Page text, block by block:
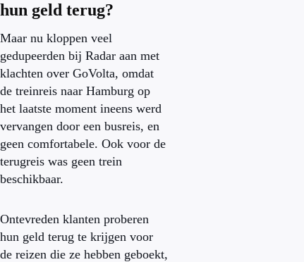
hun geld terug?
Maar nu kloppen veel
gedupeerden bij Radar aan met
klachten over GoVolta, omdat
de treinreis naar Hamburg op
het laatste moment ineens werd
vervangen door een busreis, en
geen comfortabele. Ook voor de
terugreis was geen trein
beschikbaar.
Ontevreden klanten proberen
hun geld terug te krijgen voor
de reizen die ze hebben geboekt,